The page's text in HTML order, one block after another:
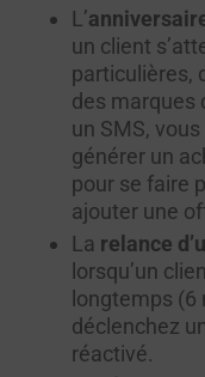
L’
un client
particulières,
des marques
un SMS,
générer un
pour se faire
ajouter une
La relance
lorsqu’un
longtemps (6
déclenchez
réactivé.